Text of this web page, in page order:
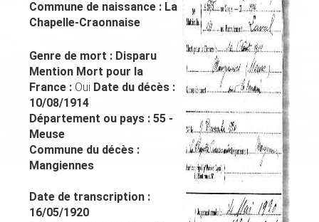
Commune de naissance : La
Chapelle-Craonnaise
Genre de mort : Disparu
Mention Mort pour la
France : Oui Date du décès :
10/08/1914
Département ou pays : 55 -
Meuse
Commune du décès :
Mangiennes
Date de transcription :
16/05/1920